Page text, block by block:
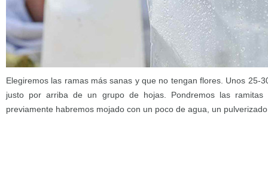
Elegiremos las ramas más sanas y que no tengan flores. Unos 25-
justo por arriba de un grupo de hojas. Pondremos las
previamente habremos mojado con un poco de agua, un